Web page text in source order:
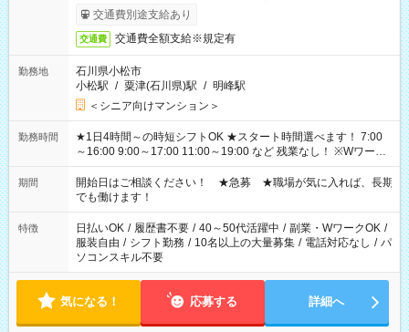
完了次第のお支払いとなります。
交通費別途支給あり
交通費 交通費全額支給※規定有
勤務地
石川県小松市
小松駅 / 粟津(石川県)駅 / 明峰駅
＜シニア向けマンション＞
勤務時間
★1日4時間～の時短シフトOK ★スタート時間選べます！ 7:00
～16:00 9:00～17:00 11:00～19:00 など 残業なし！ ※Wワーク
の場合、他のお仕事と合わせ週40時間超の就業はご案内できま
せん ※法令に基づき、週20時間以上勤務は社会保険への加入対
象となります ※労働者派遣法（日雇い派遣の原則禁止）によ
り、短時間・短期間の就業はご案内が難しい場合があります
期間
開始日はご相談ください！ ★急募 ★職場が気に入れば、長期
でも働けます！
特徴 日払いOK / 履歴書不要 / 40～50代活躍中 / 副業・WワークOK /
服装自由 / シフト勤務 / 10名以上の大量募集 / 電話対応なし / パ
ソコンスキル不要
気になる！ 応募する 詳細へ